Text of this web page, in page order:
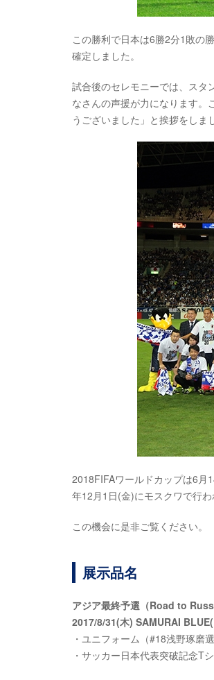
この勝利で日本は6勝2分1敗の
確定しました。
試合後のセレモニーでは、スタ
なさんの声援が力になります。
うございました」と挨拶をしま
2018FIFAワールドカップは6月
年12月1日(金)にモスクワで行わ
この機会に是非ご覧ください。
展示品名
アジア最終予選（Road to
2017/8/31(木) SAMURAI
・ユニフォーム（#18浅野琢磨選
・サッカー日本代表突破記念T